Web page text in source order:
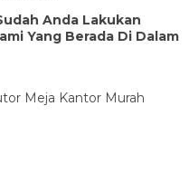
Anda Lakukan
Yang Berada Di Dalam
Meja Kantor Murah